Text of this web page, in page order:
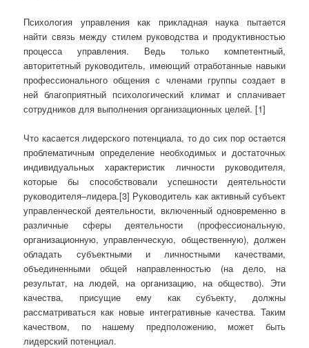
Психология управления как прикладная наука пытается
найти связь между стилем руководства и продуктивностью
процесса управления. Ведь только компетентный,
авторитетный руководитель, имеющий отработанные навыки
профессионального общения с членами группы создает в
ней благоприятный психологический климат и сплачивает
сотрудников для выполнения организационных целей. [1]
Что касается лидерского потенциала, то до сих пор остается
проблематичным определение необходимых и достаточных
индивидуальных характеристик личности руководителя,
которые бы способствовали успешности деятельности
руководителя–лидера.[3] Руководитель как активный субъект
управленческой деятельности, включенный одновременно в
различные сферы деятельности (профессиональную,
организационную, управленческую, общественную), должен
обладать субъектными и личностными качествами,
объединенными общей направленностью (на дело, на
результат, на людей, на организацию, на общество). Эти
качества, присущие ему как субъекту, должны
рассматриваться как новые интегративные качества. Таким
качеством, по нашему предположению, может быть
лидерский потенциал.